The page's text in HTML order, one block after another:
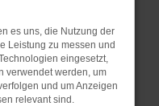
vorübergehende
und dein
neuesten Stand
es uns, die Nutzung der
Leistung zu messen und
eingesetzt,
verwendet werden, um
und um Anzeigen
relevant sind.